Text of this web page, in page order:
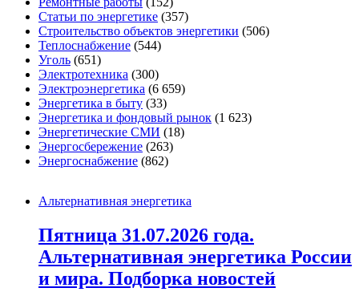
Статьи по энергетике (357)
Строительство объектов энергетики (506)
Теплоснабжение (544)
Уголь (651)
Электротехника (300)
Электроэнергетика (6 659)
Энергетика в быту (33)
Энергетика и фондовый рынок (1 623)
Энергетические СМИ (18)
Энергосбережение (263)
Энергоснабжение (862)
Альтернативная энергетика
Пятница 31.07.2026 года.
Альтернативная энергетика России
и мира. Подборка новостей